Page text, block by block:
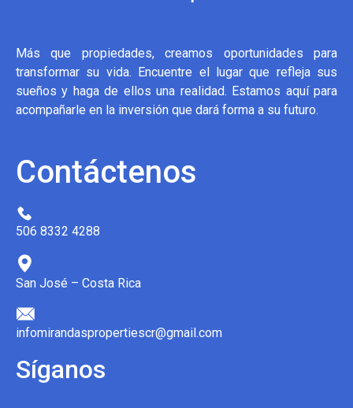
Más que propiedades, creamos oportunidades para
transformar su vida. Encuentre el lugar que refleja sus
sueños y haga de ellos una realidad. Estamos aquí para
acompañarle en la inversión que dará forma a su futuro.
Contáctenos
506 8332 4288
San José – Costa Rica
infomirandaspropertiescr@gmail.com
Síganos